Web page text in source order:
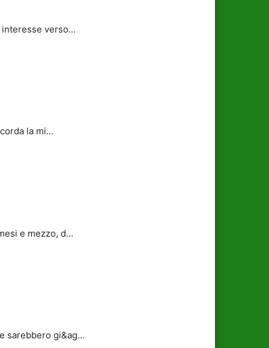
verso...
la mi...
e mezzo, d...
sarebbero gi&ag...